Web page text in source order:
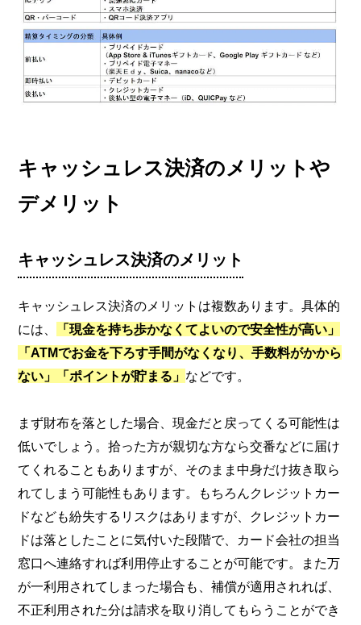
キャッシュレス決済のメリットや
デメリット
キャッシュレス決済のメリット
キャッシュレス決済のメリットは複数あります。具体的
には、
「現金を持ち歩かなくてよいので安全性が高い」
「ATMでお金を下ろす手間がなくなり、手数料がかから
ない」「ポイントが貯まる」 などです。
まず財布を落とした場合、現金だと戻ってくる可能性は
低いでしょう。拾った方が親切な方なら交番などに届け
てくれることもありますが、そのまま中身だけ抜き取ら
れてしまう可能性もあります。もちろんクレジットカー
ドなども紛失するリスクはありますが、クレジットカー
ドは落としたことに気付いた段階で、カード会社の担当
窓口へ連絡すれば利用停止することが可能です。また万
が一利用されてしまった場合も、補償が適用されれば、
不正利用された分は請求を取り消してもらうことができ